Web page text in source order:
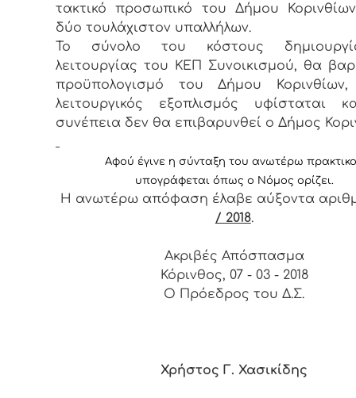
τακτικό προσωπικό του Δήμου
δύο τουλάχιστον υπαλλήλων.
Το σύνολο του κόστους
λειτουργίας του ΚΕΠ Συνοικισμού, θα
προϋπολογισμό του Δήμου
λειτουργικός εξοπλισμός υφίσταται
συνέπεια δεν θα επιβαρυνθεί ο Δήμος
Αφού έγινε η σύνταξη του ανωτέρω
υπογράφεται όπως ο Νόμος ορίζει.
Η ανωτέρω απόφαση έλαβε αύξοντα
/ 2018.
Ακριβές Απόσπασμα
Κόρινθος, 07 - 03 - 2018
Ο Πρόεδρος του Δ.Σ.
Χρήστος Γ. Χασικίδης